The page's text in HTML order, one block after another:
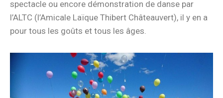
spectacle ou encore démonstration de danse par
l’ALTC (l’Amicale Laïque Thibert Châteauvert), il y en a
pour tous les goûts et tous les âges.